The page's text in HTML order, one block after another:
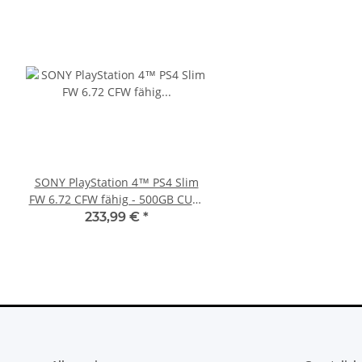
SONY PlayStation 4™ PS4 Slim
FW 6.72 CFW fähig - 500GB CUH-
2016A
233,99 € *